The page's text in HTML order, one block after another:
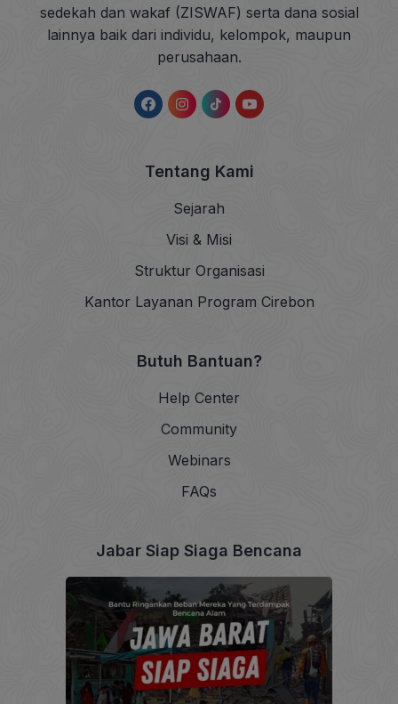
sedekah dan wakaf (ZISWAF) serta dana sosial
lainnya baik dari individu, kelompok, maupun
perusahaan.
Tentang Kami
Sejarah
Visi & Misi
Struktur Organisasi
Kantor Layanan Program Cirebon
Butuh Bantuan?
Help Center
Community
Webinars
FAQs
Jabar Siap Siaga Bencana